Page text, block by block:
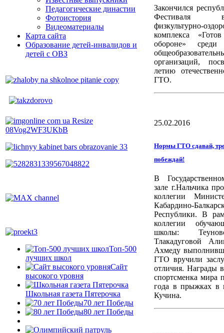
Педагогические династии
Фотоистория
Видеоматериалы
Карта сайта
Образование детей-инвалидов и
детей с ОВЗ
Топ-500
лучших школ
Сайт
высокого уровня
Школьная газета Пятерочка
70 лет Победы
80 лет Победы
Закончился
Фестиваля
физкультурно-
комплекса
обороне» среди
организаций,
летию
ГТО.
25.02.2016
Нормы ГТО сдавай,
побеждай!
В
зале г.Нальчика
коллегии
Кабардино-
Республики. В
коллегии
школы:
Тлакадуговой
Ахмеду
ГТО вручили
отличия. Награды
спортсменка мира
года в прыжках в
Кучина.